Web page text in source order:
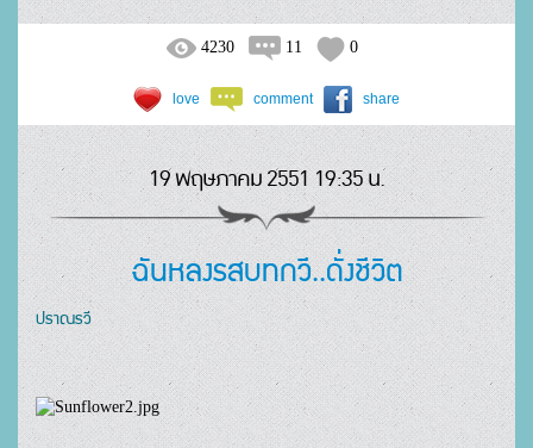
4230 11 0
love comment share
19 พฤษภาคม 2551 19:35 น.
ฉันหลงรสบทกวี..ดั่งชีวิต
ปราณรวี